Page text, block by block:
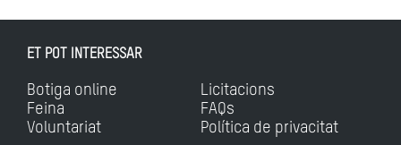
ET POT INTERESSAR
Botiga online
Feina
Voluntariat
Licitacions
FAQs
Política de privacitat